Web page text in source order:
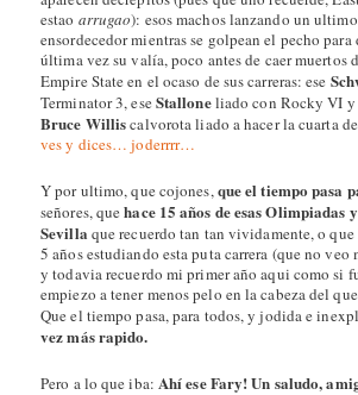
estao arrugao): esos machos lanzando un
ensordecedor mientras se golpean el pecho para
última vez su valía, poco antes de caer muertos
Empire State en el ocaso de sus carreras: ese
Terminator 3, eseStalloneliado con Rocky VI y
Bruce Williscalvorota liado a hacer la cuarta
ves y dices… joderrrr…
Y por ultimo, que cojones,que el tiempo pasa
señores, quehace 15 años de esas Olimpiadas
Sevilla que recuerdo tan tan vividamente, o
5 años estudiando esta puta carrera (que no veo
y todavia recuerdo mi primer año aqui como si
empiezo a tener menos pelo en la cabeza del
Que el tiempo pasa, para todos, y jodida e
vez más rapido.
Pero a lo que iba: Ahí ese Fary! Un saludo,